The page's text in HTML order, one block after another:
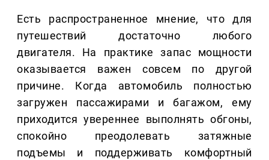
Есть распространенное мнение, что для
путешествий достаточно любого
двигателя. На практике запас мощности
оказывается важен совсем по другой
причине. Когда автомобиль полностью
загружен пассажирами и багажом, ему
приходится увереннее выполнять обгоны,
спокойно преодолевать затяжные
подъемы и поддерживать комфортный